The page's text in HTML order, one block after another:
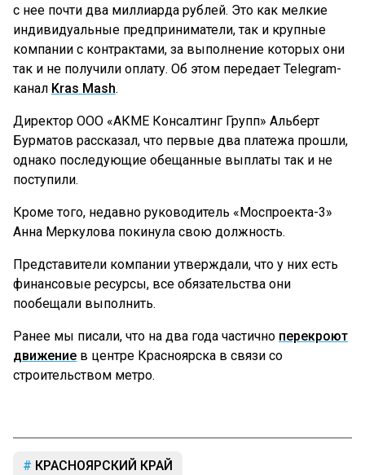
с нее почти два миллиарда рублей. Это как мелкие
индивидуальные предприниматели, так и крупные
компании с контрактами, за выполнение которых они
так и не получили оплату. Об этом передает Telegram-
канал Kras Mash.
Директор ООО «АКМЕ Консалтинг Групп» Альберт
Бурматов рассказал, что первые два платежа прошли,
однако последующие обещанные выплаты так и не
поступили.
Кроме того, недавно руководитель «Моспроекта-3»
Анна Меркулова покинула свою должность.
Представители компании утверждали, что у них есть
финансовые ресурсы, все обязательства они
пообещали выполнить.
Ранее мы писали, что на два года частично перекроют
движение в центре Красноярска в связи со
строительством метро.
КРАСНОЯРСКИЙ КРАЙ